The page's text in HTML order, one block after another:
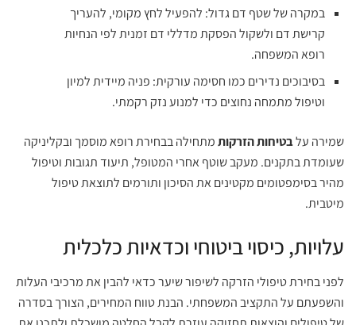
במקרה של שטף דם גדול: להפעיל לחץ מקומי, להעריך
קרישת דם ולשקול הפסקת מדללי דם זמנית לפי הנחיות
רופא המשפחה.
בסיבוכים נדירים כמו חסימה עורקית: פניה מיידית למיון
וטיפול מתמחה נחוצים כדי למנוע נזק רקמתי.
שמירה עלבטיחות הזרקותמתחילה בבחירת רופא מוסמך ובקליניקה
שעומדת בתקנים. מעקב שוטף אחרי המטופל, תיעוד תגובות וטיפול
מהיר בסימפטומים מקטינים את הסיכון ותורמים לתוצאת טיפול
מיטבית.
עלויות, כיסוי ביטוחי וכדאיות כלכלית
לפני בחירת טיפולי הזרקה לשיפור שיער כדאי להבין את מרכיבי העלות
והשפעתם על התקציב המשפחתי. הבנת טווח המחירים, הצורך בסדרה